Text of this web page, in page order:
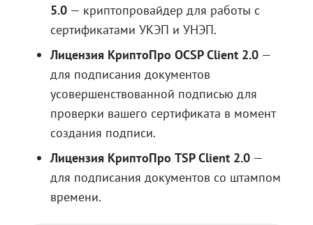
5.0 — криптопровайдер для работы с
сертификатами УКЭП и УНЭП.
Лицензия КриптоПро OCSP Client 2.0 —
для подписания документов
усовершенствованной подписью для
проверки вашего сертификата в момент
создания подписи.
Лицензия КриптоПро TSP Client 2.0 —
для подписания документов со штампом
времени.